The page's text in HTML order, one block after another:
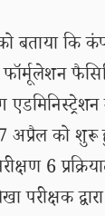
कि
17 अप्रैल को
6